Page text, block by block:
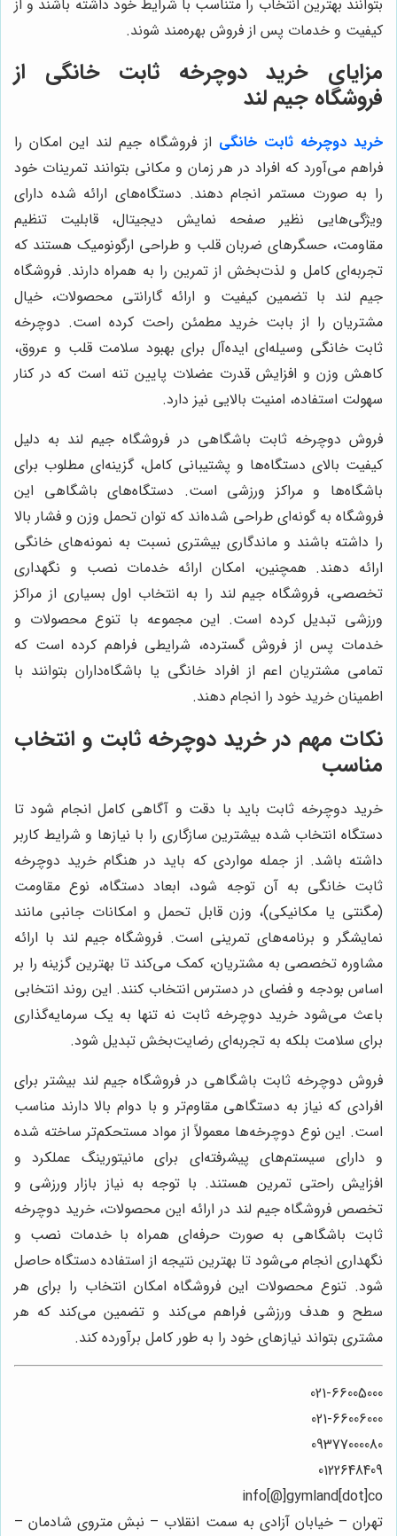
بتوانند بهترین انتخاب را متناسب با شرایط خود داشته باشند و از
کیفیت و خدمات پس از فروش بهره‌مند شوند.
مزایای خرید دوچرخه ثابت خانگی از
فروشگاه جیم لند
خرید دوچرخه ثابت خانگی از فروشگاه جیم لند این امکان را
فراهم می‌آورد که افراد در هر زمان و مکانی بتوانند تمرینات خود
را به صورت مستمر انجام دهند. دستگاه‌های ارائه شده دارای
ویژگی‌هایی نظیر صفحه نمایش دیجیتال، قابلیت تنظیم
مقاومت، حسگرهای ضربان قلب و طراحی ارگونومیک هستند که
تجربه‌ای کامل و لذت‌بخش از تمرین را به همراه دارند. فروشگاه
جیم لند با تضمین کیفیت و ارائه گارانتی محصولات، خیال
مشتریان را از بابت خرید مطمئن راحت کرده است. دوچرخه
ثابت خانگی وسیله‌ای ایده‌آل برای بهبود سلامت قلب و عروق،
کاهش وزن و افزایش قدرت عضلات پایین تنه است که در کنار
سهولت استفاده، امنیت بالایی نیز دارد.
فروش دوچرخه ثابت باشگاهی در فروشگاه جیم لند به دلیل
کیفیت بالای دستگاه‌ها و پشتیبانی کامل، گزینه‌ای مطلوب برای
باشگاه‌ها و مراکز ورزشی است. دستگاه‌های باشگاهی این
فروشگاه به گونه‌ای طراحی شده‌اند که توان تحمل وزن و فشار بالا
را داشته باشند و ماندگاری بیشتری نسبت به نمونه‌های خانگی
ارائه دهند. همچنین، امکان ارائه خدمات نصب و نگهداری
تخصصی، فروشگاه جیم لند را به انتخاب اول بسیاری از مراکز
ورزشی تبدیل کرده است. این مجموعه با تنوع محصولات و
خدمات پس از فروش گسترده، شرایطی فراهم کرده است که
تمامی مشتریان اعم از افراد خانگی یا باشگاه‌داران بتوانند با
اطمینان خرید خود را انجام دهند.
نکات مهم در خرید دوچرخه ثابت و انتخاب
مناسب
خرید دوچرخه ثابت باید با دقت و آگاهی کامل انجام شود تا
دستگاه انتخاب شده بیشترین سازگاری را با نیازها و شرایط کاربر
داشته باشد. از جمله مواردی که باید در هنگام خرید دوچرخه
ثابت خانگی به آن توجه شود، ابعاد دستگاه، نوع مقاومت
(مگنتی یا مکانیکی)، وزن قابل تحمل و امکانات جانبی مانند
نمایشگر و برنامه‌های تمرینی است. فروشگاه جیم لند با ارائه
مشاوره تخصصی به مشتریان، کمک می‌کند تا بهترین گزینه را بر
اساس بودجه و فضای در دسترس انتخاب کنند. این روند انتخابی
باعث می‌شود خرید دوچرخه ثابت نه تنها به یک سرمایه‌گذاری
برای سلامت بلکه به تجربه‌ای رضایت‌بخش تبدیل شود.
فروش دوچرخه ثابت باشگاهی در فروشگاه جیم لند بیشتر برای
افرادی که نیاز به دستگاهی مقاوم‌تر و با دوام بالا دارند مناسب
است. این نوع دوچرخه‌ها معمولاً از مواد مستحکم‌تر ساخته شده
و دارای سیستم‌های پیشرفته‌ای برای مانیتورینگ عملکرد و
افزایش راحتی تمرین هستند. با توجه به نیاز بازار ورزشی و
تخصص فروشگاه جیم لند در ارائه این محصولات، خرید دوچرخه
ثابت باشگاهی به صورت حرفه‌ای همراه با خدمات نصب و
نگهداری انجام می‌شود تا بهترین نتیجه از استفاده دستگاه حاصل
شود. تنوع محصولات این فروشگاه امکان انتخاب را برای هر
سطح و هدف ورزشی فراهم می‌کند و تضمین می‌کند که هر
مشتری بتواند نیازهای خود را به طور کامل برآورده کند.
021-66005000
021-66006000
09377000080
0122648409
info[@]gymland[dot]co
تهران – خیابان آزادی به سمت انقلاب – نبش متروی شادمان –